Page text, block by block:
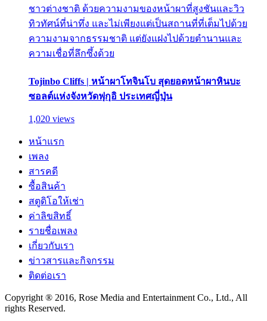
ชาวต่างชาติ ด้วยความงามของหน้าผาที่สูงชันและวิว
ทิวทัศน์ที่น่าทึ่ง และไม่เพียงแต่เป็นสถานที่ที่เต็มไปด้วย
ความงามจากธรรมชาติ แต่ยังแฝงไปด้วยตำนานและ
ความเชื่อที่ลึกซึ้งด้วย
Tojinbo Cliffs | หน้าผาโทจินโบ สุดยอดหน้าผาหินบะ
ซอลต์แห่งจังหวัดฟุกุอิ ประเทศญี่ปุ่น
1,020 views
หน้าแรก
เพลง
สารคดี
ซื้อสินค้า
สตูดิโอให้เช่า
ค่าลิขสิทธิ์
รายชื่อเพลง
เกี่ยวกับเรา
ข่าวสารและกิจกรรม
ติดต่อเรา
Copyright ® 2016, Rose Media and Entertainment Co., Ltd., All
rights Reserved.